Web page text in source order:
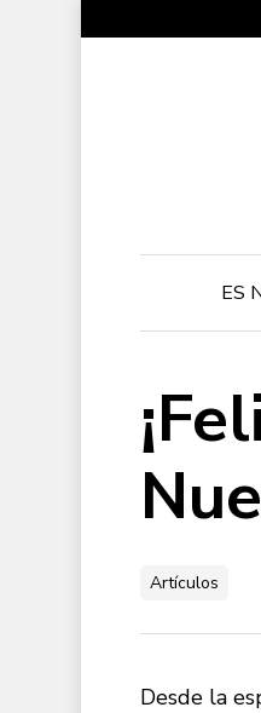
ES
Artículos
Desde la